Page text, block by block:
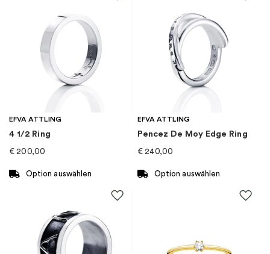
Steine
:
Kollektion Reflection
EFVA ATTLING
4 1/2 Ring
€ 200,00
Option auswählen
mehrere
Varianten
EFVA ATTLING
Pencez De Moy Edge Ring
€ 240,00
Option auswählen
Varianten